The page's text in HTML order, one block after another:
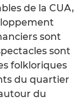
de la CUA,
sont
sont
folkloriques
du quartier
du